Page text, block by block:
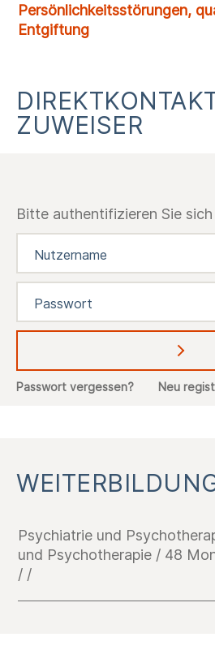
Persönlichkeitsstörungen,
Entgiftung
ZUWEISER
Bitte authentifizieren Sie
Abschicken
Passwort vergessen? Neu
Psychiatrie und
und Psychotherapie / 48
/ /